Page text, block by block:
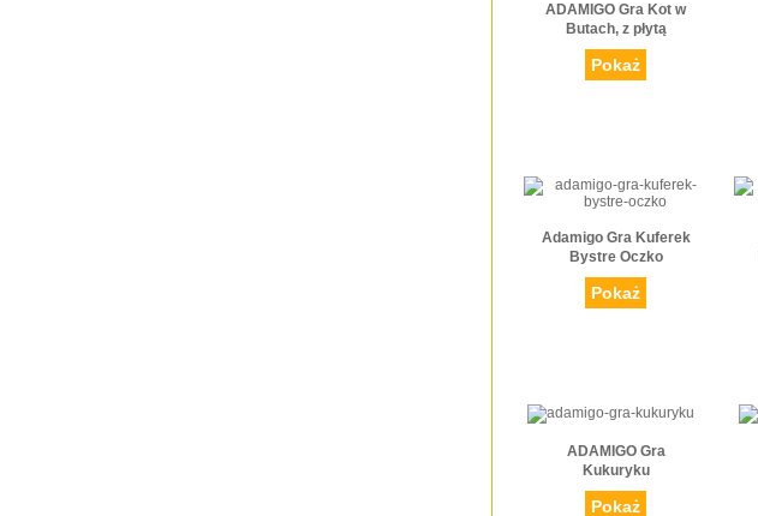
ADAMIGO Gra Kot w
Butach, z płytą
Pokaż
Adamigo Gra Kuferek
Bystre Oczko
Pokaż
ADAMIGO Gra
Kukuryku
Pokaż